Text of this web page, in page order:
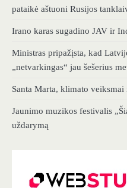
pataikė aštuoni Rusijos
Irano karas sugadino JAV ir
Ministras pripažįsta, kad
„netvarkingas“ jau šešerius
Santa Marta, klimato
Jaunimo muzikos festivalis
uždarymą